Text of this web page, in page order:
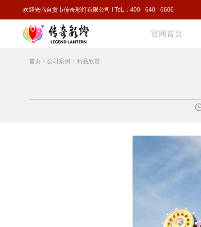
欢迎光临自贡市传奇彩灯有限公司 ! TeL：400 - 640 - 6606
官网首页
首页 >公司案例 >精品欣赏